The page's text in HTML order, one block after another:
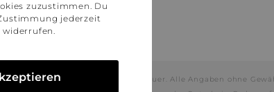
munich.
gesetzlichen Mehrwertsteuer. Alle Angaben ohne
zuzustimmen. Du
jederzeit
widerrufen.